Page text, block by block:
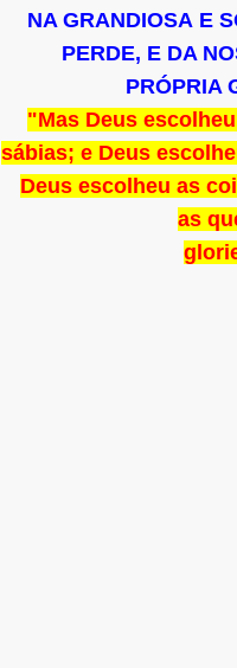
NA GRANDIOSA E
PERDE, E DA
PRÓPRIA
"Mas Deus
sábias; e Deus
Deus escolheu as
as